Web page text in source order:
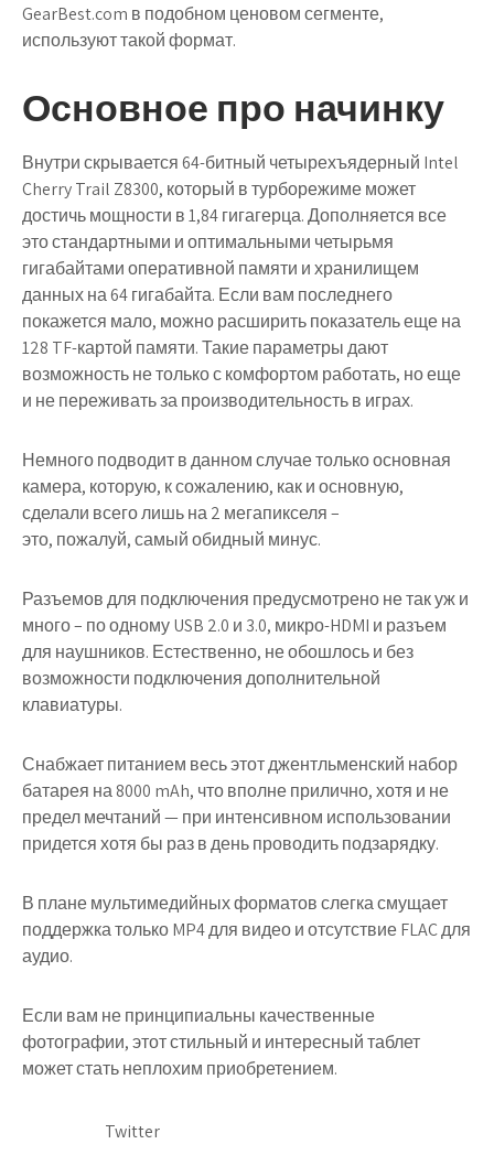
GearBest.com в подобном ценовом сегменте,
используют такой формат.
Основное про начинку
Внутри скрывается 64-битный четырехъядерный Intel
Cherry Trail Z8300, который в турборежиме может
достичь мощности в 1,84 гигагерца. Дополняется все
это стандартными и оптимальными четырьмя
гигабайтами оперативной памяти и хранилищем
данных на 64 гигабайта. Если вам последнего
покажется мало, можно расширить показатель еще на
128 TF-картой памяти. Такие параметры дают
возможность не только с комфортом работать, но еще
и не переживать за производительность в играх.
Немного подводит в данном случае только основная
камера, которую, к сожалению, как и основную,
сделали всего лишь на 2 мегапикселя –
это, пожалуй, самый обидный минус.
Разъемов для подключения предусмотрено не так уж и
много – по одному USB 2.0 и 3.0, микро-HDMI и разъем
для наушников. Естественно, не обошлось и без
возможности подключения дополнительной
клавиатуры.
Снабжает питанием весь этот джентльменский набор
батарея на 8000 mAh, что вполне прилично, хотя и не
предел мечтаний — при интенсивном использовании
придется хотя бы раз в день проводить подзарядку.
В плане мультимедийных форматов слегка смущает
поддержка только MP4 для видео и отсутствие FLAC для
аудио.
Если вам не принципиальны качественные
фотографии, этот стильный и интересный таблет
может стать неплохим приобретением.
Twitter